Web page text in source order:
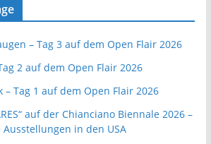
– Tag 3 auf dem Open Flair 2026
2 auf dem Open Flair 2026
Tag 1 auf dem Open Flair 2026
auf der Chianciano Biennale 2026 –
in den USA